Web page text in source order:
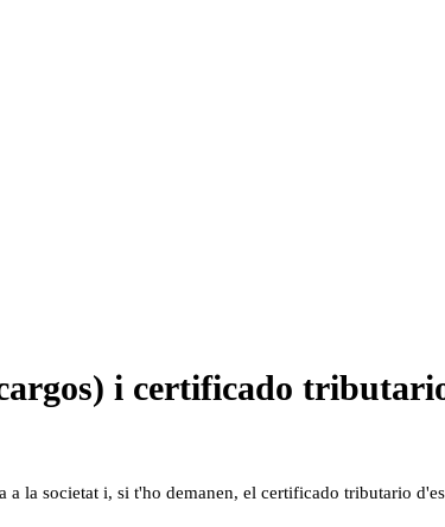
i certificado
la societat i, si t'ho demanen, el certificado tributario